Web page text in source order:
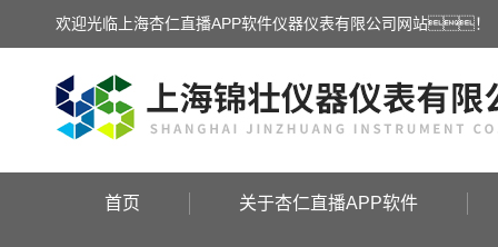
欢迎光临上海杏仁直播APP软件仪器仪表有限公司网站！
首页 关于杏仁直播APP软件